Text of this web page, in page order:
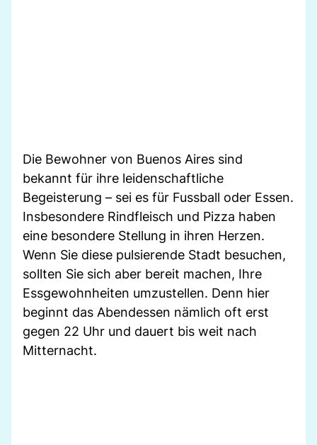
Die Bewohner von Buenos Aires sind
bekannt für ihre leidenschaftliche
Begeisterung – sei es für Fussball oder Essen.
Insbesondere Rindfleisch und Pizza haben
eine besondere Stellung in ihren Herzen.
Wenn Sie diese pulsierende Stadt besuchen,
sollten Sie sich aber bereit machen, Ihre
Essgewohnheiten umzustellen. Denn hier
beginnt das Abendessen nämlich oft erst
gegen 22 Uhr und dauert bis weit nach
Mitternacht.